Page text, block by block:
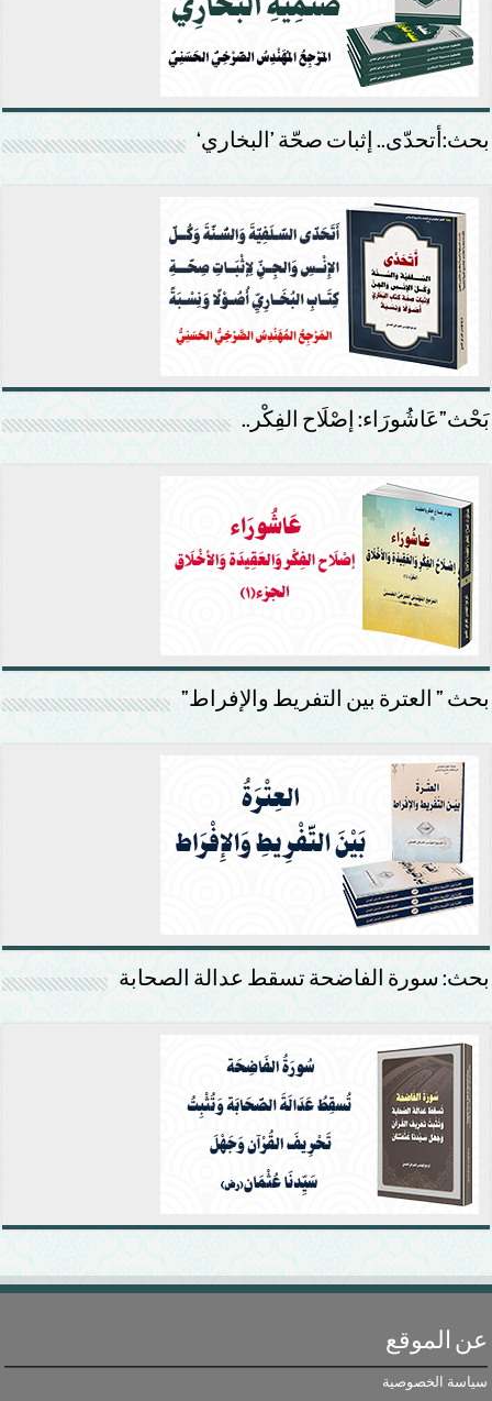
بحث:أتحدّى.. إثبات صحّة ’البخاري‘
بَحْث”عَاشُورَاء: إصْلَاح الفِكْر..
بحث ” العترة بين التفريط والإفراط”
بحث: سورة الفاضحة تسقط عدالة الصحابة
عن الموقع
سياسة الخصوصية